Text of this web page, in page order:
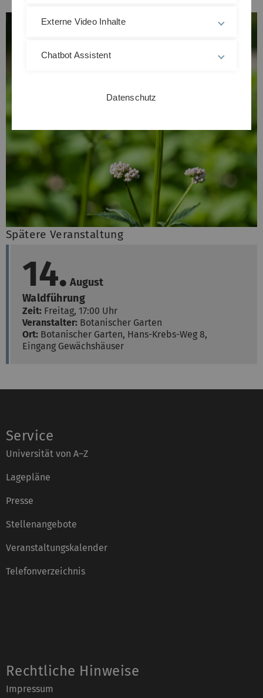
Spätere Veranstaltung
14. August
Waldführung
Zeit: Freitag, 17:00 Uhr
Veranstalter: Botanischer Garten
Ort: Botanischer Garten, Hans-Krebs-Weg 8,
Eingang Gewächshäuser
Service
Universität von A–Z
Lagepläne
Presse
Stellenangebote
Veranstaltungskalender
Telefonverzeichnis
Rechtliche Hinweise
Impressum
Externe Video Inhalte
Chatbot Assistent
Datenschutz